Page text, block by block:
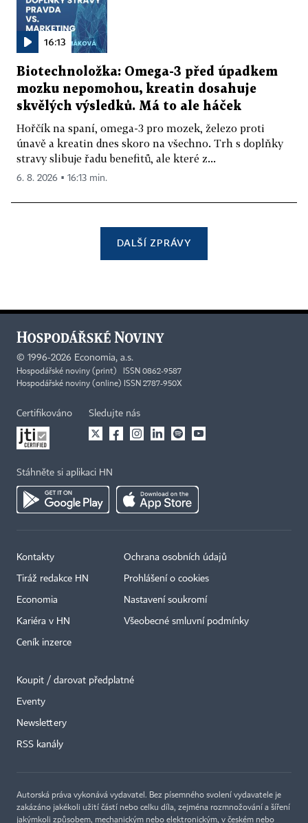
16:13
Biotechnoložka: Omega-3 před úpadkem
mozku nepomohou, kreatin dosahuje
skvělých výsledků. Má to ale háček
Hořčík na spaní, omega-3 pro mozek, železo proti
únavě a kreatin dnes skoro na všechno. Trh s doplňky
stravy slibuje řadu benefitů, ale které z...
6. 8. 2026 ▪ 16:13 min.
DALŠÍ ZPRÁVY
© 1996-2026 Economia, a.s.
Hospodářské noviny (print) ISSN 0862-9587
Hospodářské noviny (online) ISSN 2787-950X
Certifikováno Sledujte nás
Stáhněte si aplikaci HN
Kontakty
Tiráž redakce HN
Economia
Kariéra v HN
Ceník inzerce
Ochrana osobních údajů
Prohlášení o cookies
Nastavení soukromí
Všeobecné smluvní podmínky
Koupit / darovat předplatné
Eventy
Newslettery
RSS kanály
Autorská práva vykonává vydavatel. Bez písemného svolení vydavatele je
zakázáno jakékoli užití částí nebo celku díla, zejména rozmnožování a šíření
jakýmkoli způsobem, mechanickým nebo elektronickým, v českém nebo